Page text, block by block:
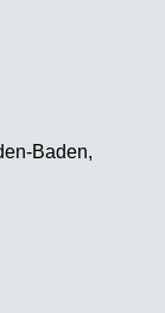
Baden,